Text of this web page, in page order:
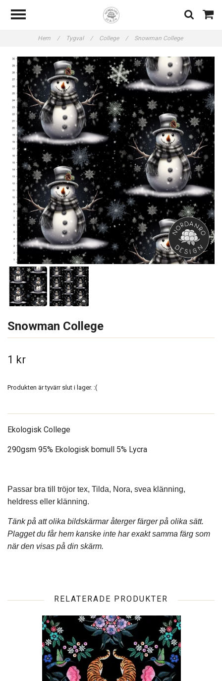
Hem / Tygval / College / Snowman College
Snowman College
1 kr
Produkten är tyvärr slut i lager. :(
Ekologisk College
290gsm 95% Ekologisk bomull 5% Lycra
Passar bra till tröjor tex, Tilda, Nora, svea klänning,
heldress eller klänning.
Tänk på att olika bildskärmar återger färger på olika sätt.
Plagget du får hem kanske inte har exakt samma färg som
när den visas på din skärm.
RELATERADE PRODUKTER